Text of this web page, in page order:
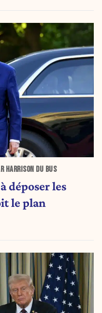
HARRISON DU BUS
déposer les
le plan